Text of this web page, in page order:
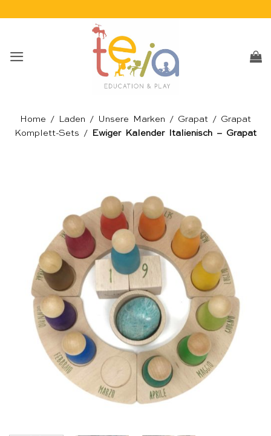
Home / Laden / Unsere Marken / Grapat / Grapat
Komplett-Sets / Ewiger Kalender Italienisch – Grapat